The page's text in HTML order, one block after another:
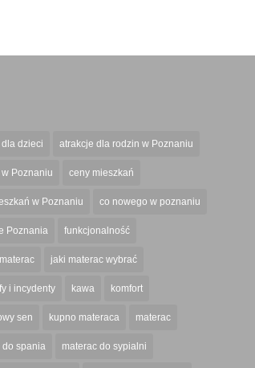
dzieci atrakcje dla rodzin w Poznaniu
Poznaniu ceny mieszkań
w Poznaniu co nowego w poznaniu
Poznania funkcjonalność
jaki materac wybrać
i incydenty kawa komfort
sen kupno materaca materac
do spania materac do sypialni